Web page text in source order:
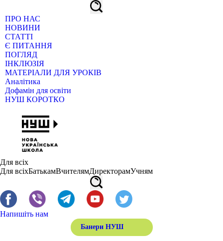
ПРО НАС
НОВИНИ
СТАТТІ
Є ПИТАННЯ
ПОГЛЯД
ІНКЛЮЗІЯ
МАТЕРІАЛИ ДЛЯ УРОКІВ
Аналітика
Дофамін для освіти
НУШ КОРОТКО
Для всіх
Для всіхБатькамВчителямДиректорамУчням
Напишіть нам
Банери НУШ